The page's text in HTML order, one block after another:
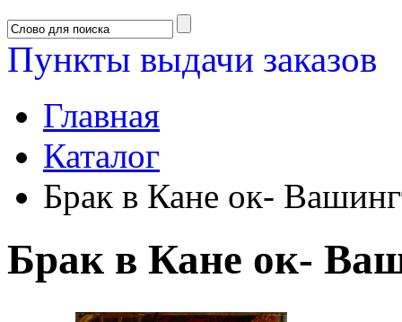
Пункты выдачи заказов
Главная
Каталог
Брак в Кане ок-
Брак в Кане ок-